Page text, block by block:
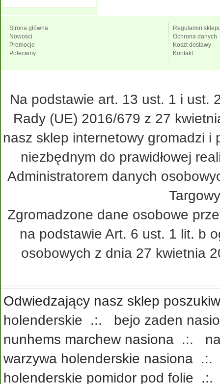
Strona główna
Nowości
Promocje
Polecamy
Regulamin
Ochrona danych
Koszt dostawy
Kontakt
Na podstawie art. 13 ust. 1 i ust.
Rady (UE) 2016/679 z 27
nasz sklep internetowy gromadzi
niezbędnym do prawidłowej
Administratorem danych
Zgromadzone dane osobowe
na podstawie Art. 6 ust. 1 lit. b
osobowych z dnia 27 kwietnia
Odwiedzający nasz sklep
holenderskie .:. bejo zaden
nunhems marchew nasiona .:.
warzywa holenderskie nasiona
holenderskie pomidor pod folie